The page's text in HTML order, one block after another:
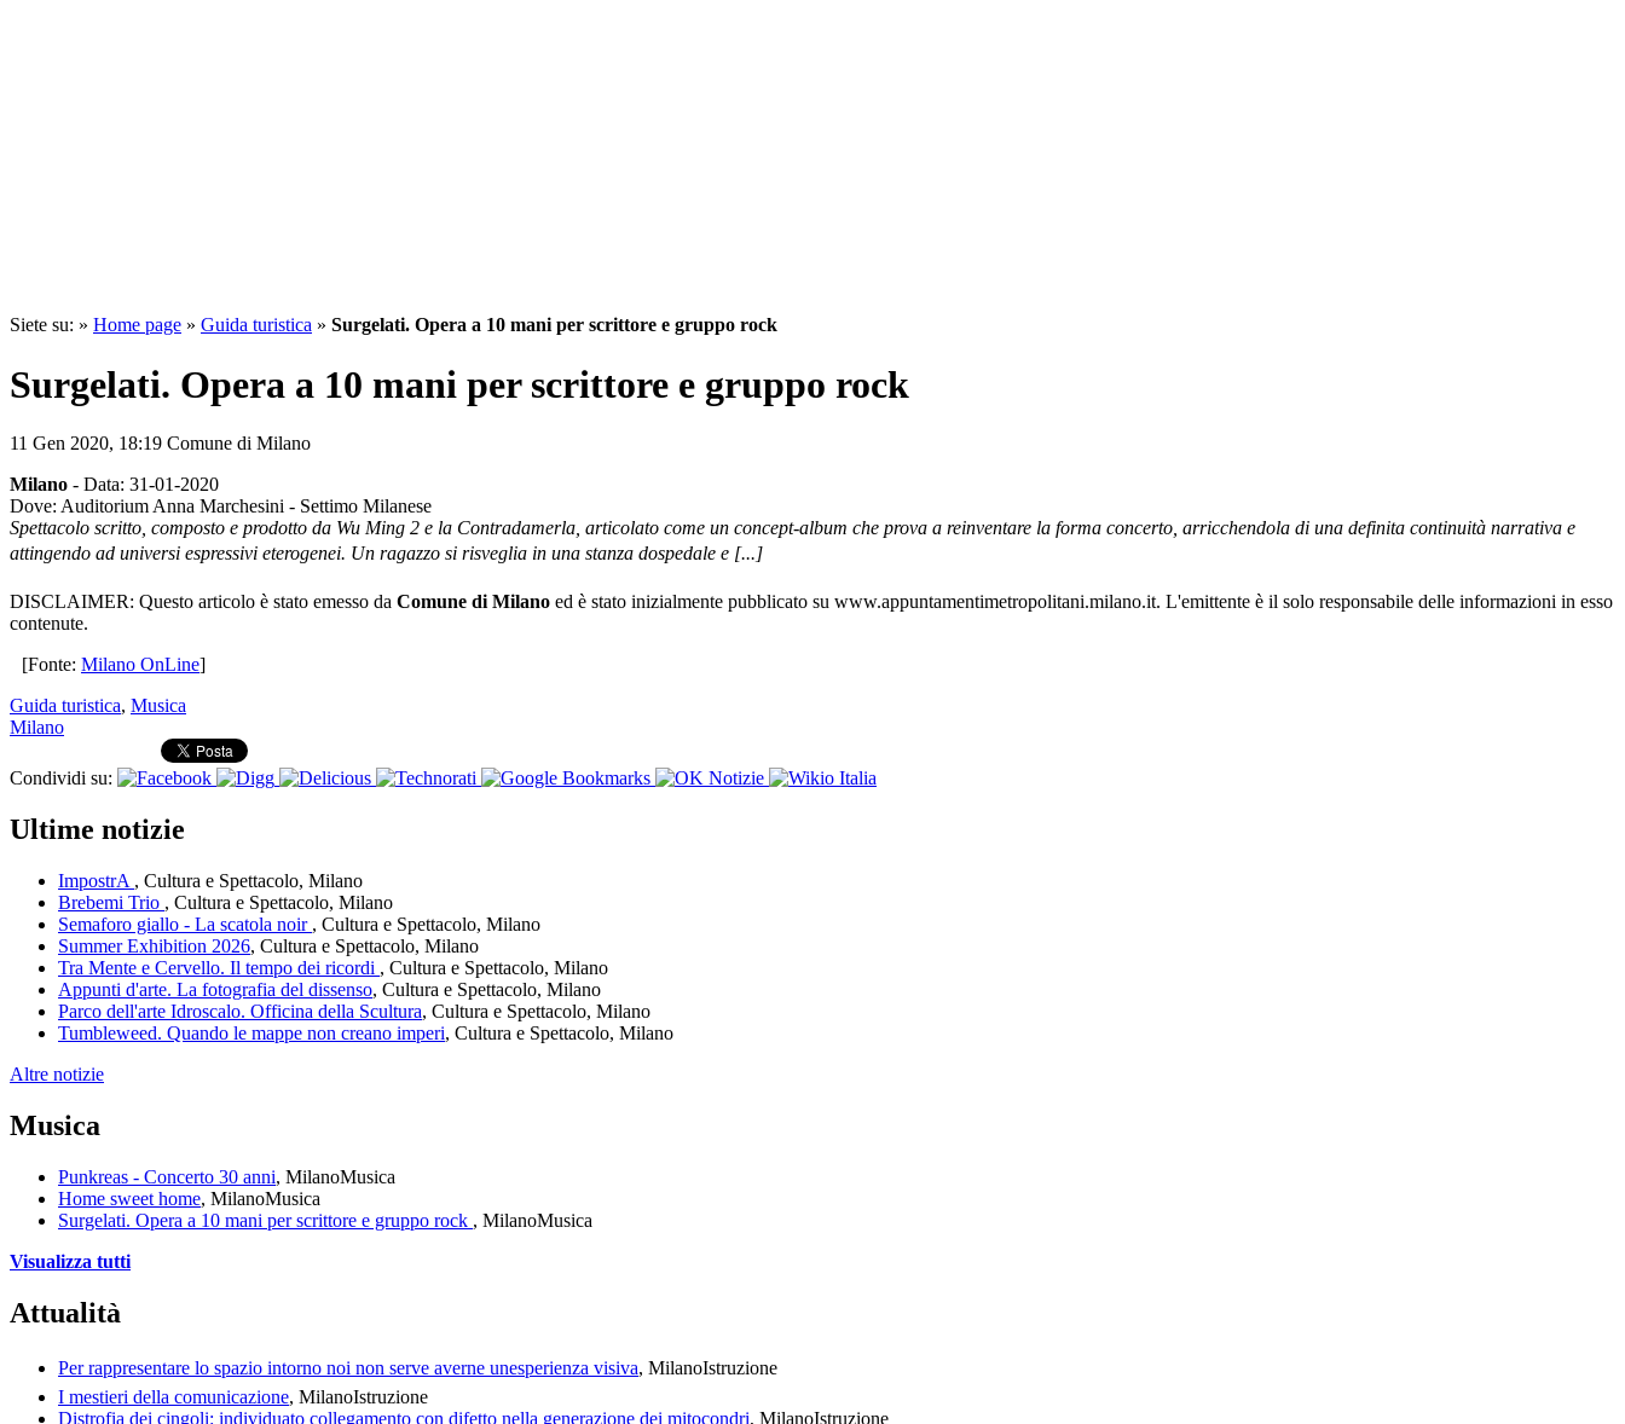
Siete su: » Home page » Guida turistica » Surgelati. Opera a 10 mani per scrittore e gruppo rock
Surgelati. Opera a 10 mani per scrittore e gruppo rock
11 Gen 2020, 18:19 Comune di Milano
Milano - Data: 31-01-2020
Dove: Auditorium Anna Marchesini - Settimo Milanese
Spettacolo scritto, composto e prodotto da Wu Ming 2 e la Contradamerla, articolato come un concept-album che prova a reinventare la forma concerto, arricchendola di una definita continuità narrativa e
attingendo ad universi espressivi eterogenei. Un ragazzo si risveglia in una stanza dospedale e [...]
DISCLAIMER: Questo articolo è stato emesso da Comune di Milano ed è stato inizialmente pubblicato su www.appuntamentimetropolitani.milano.it. L'emittente è il solo responsabile delle informazioni in esso
contenute.
[Fonte: Milano OnLine]
Guida turistica, Musica
Milano
Condividi su:
Ultime notizie
ImpostrA , Cultura e Spettacolo, Milano
Brebemi Trio , Cultura e Spettacolo, Milano
Semaforo giallo - La scatola noir , Cultura e Spettacolo, Milano
Summer Exhibition 2026, Cultura e Spettacolo, Milano
Tra Mente e Cervello. Il tempo dei ricordi , Cultura e Spettacolo, Milano
Appunti d'arte. La fotografia del dissenso, Cultura e Spettacolo, Milano
Parco dell'arte Idroscalo. Officina della Scultura, Cultura e Spettacolo, Milano
Tumbleweed. Quando le mappe non creano imperi, Cultura e Spettacolo, Milano
Altre notizie
Musica
Punkreas - Concerto 30 anni, MilanoMusica
Home sweet home, MilanoMusica
Surgelati. Opera a 10 mani per scrittore e gruppo rock , MilanoMusica
Visualizza tutti
Attualità
Per rappresentare lo spazio intorno noi non serve averne unesperienza visiva, MilanoIstruzione
I mestieri della comunicazione, MilanoIstruzione
Distrofia dei cingoli: individuato collegamento con difetto nella generazione dei mitocondri, MilanoIstruzione